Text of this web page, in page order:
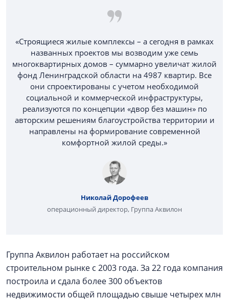
«Строящиеся жилые комплексы – а сегодня в рамках
названных проектов мы возводим уже семь
многоквартирных домов – суммарно увеличат жилой
фонд Ленинградской области на 4987 квартир. Все
они спроектированы с учетом необходимой
социальной и коммерческой инфраструктуры,
реализуются по концепции «двор без машин» по
авторским решениям благоустройства территории и
направлены на формирование современной
комфортной жилой среды.»
Николай Дорофеев
операционный директор, Группа Аквилон
Группа Аквилон работает на российском
строительном рынке с 2003 года. За 22 года компания
построила и сдала более 300 объектов
недвижимости общей площадью свыше четырех млн